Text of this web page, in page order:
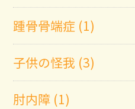
踵骨骨端症 (1)
子供の怪我 (3)
肘内障 (1)